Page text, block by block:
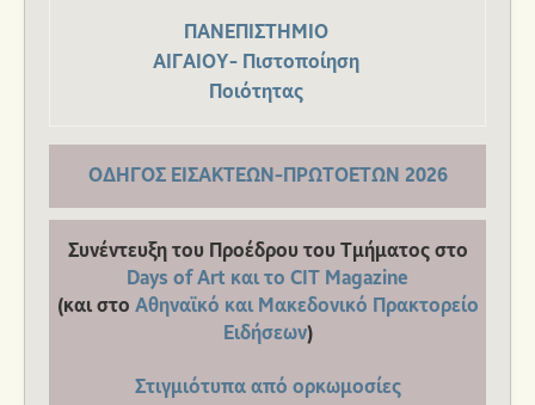
ΠΑΝΕΠΙΣΤΗΜΙΟ
ΑΙΓΑΙΟΥ- Πιστοποίηση
Ποιότητας
ΟΔΗΓΟΣ ΕΙΣΑΚΤΕΩΝ-ΠΡΩΤΟΕΤΩΝ 2026
Συνέντευξη του Προέδρου του Τμήματος στο
Days of Art και το CIT Magazine
(και στο Αθηναϊκό και Μακεδονικό Πρακτορείο
Ειδήσεων)
Στιγμιότυπα από ορκωμοσίες